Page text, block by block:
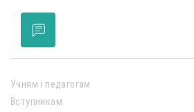
Учням і педагогам
Вступникам